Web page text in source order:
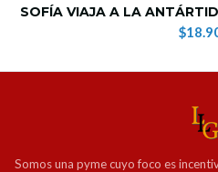
SOFÍA VIAJA A LA
Somos una pyme cuyo foco es